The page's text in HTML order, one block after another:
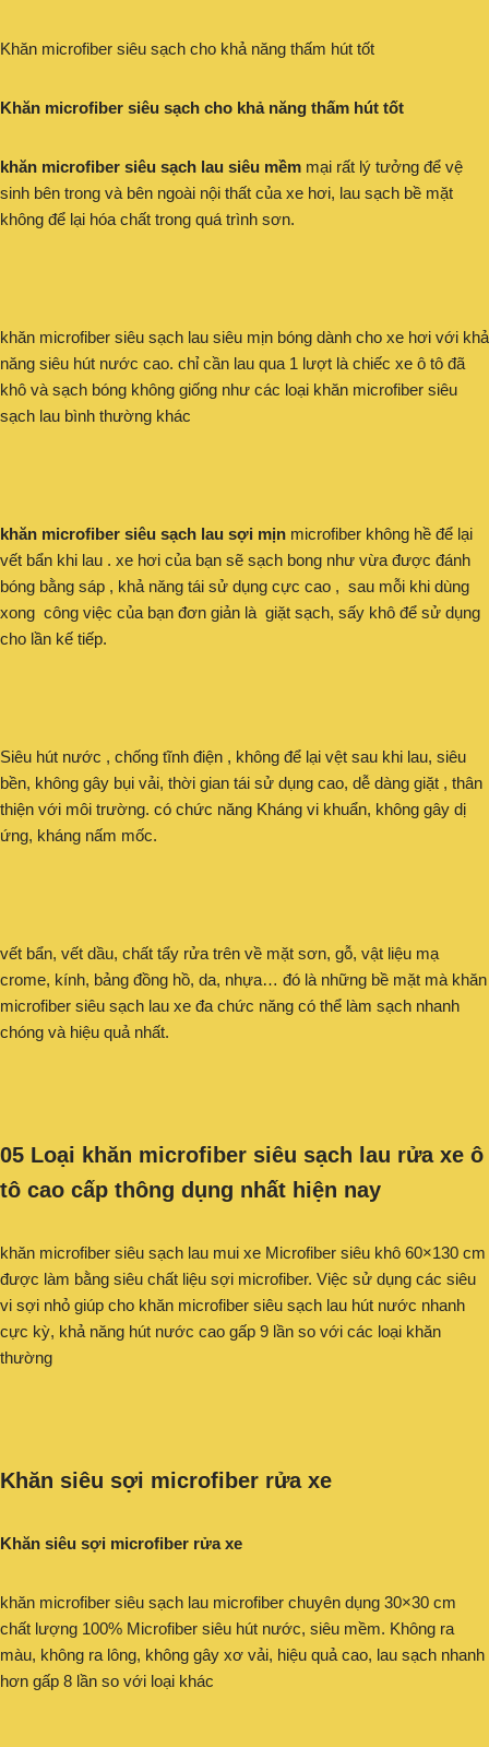
Khăn microfiber siêu sạch cho khả năng thấm hút tốt
Khăn microfiber siêu sạch cho khả năng thấm hút tốt
khăn microfiber siêu sạch lau siêu mềm mại rất lý tưởng để vệ
sinh bên trong và bên ngoài nội thất của xe hơi, lau sạch bề mặt
không để lại hóa chất trong quá trình sơn.
khăn microfiber siêu sạch lau siêu mịn bóng dành cho xe hơi với khả
năng siêu hút nước cao. chỉ cần lau qua 1 lượt là chiếc xe ô tô đã
khô và sạch bóng không giống như các loại khăn microfiber siêu
sạch lau bình thường khác
khăn microfiber siêu sạch lau sợi mịn microfiber không hề để lại
vết bẩn khi lau . xe hơi của bạn sẽ sạch bong như vừa được đánh
bóng bằng sáp , khả năng tái sử dụng cực cao , sau mỗi khi dùng
xong công việc của bạn đơn giản là giặt sạch, sấy khô để sử dụng
cho lần kế tiếp.
Siêu hút nước , chống tĩnh điện , không để lại vệt sau khi lau, siêu
bền, không gây bụi vải, thời gian tái sử dụng cao, dễ dàng giặt , thân
thiện với môi trường. có chức năng Kháng vi khuẩn, không gây dị
ứng, kháng nấm mốc.
vết bẩn, vết dầu, chất tẩy rửa trên về mặt sơn, gỗ, vật liệu mạ
crome, kính, bảng đồng hồ, da, nhựa… đó là những bề mặt mà khăn
microfiber siêu sạch lau xe đa chức năng có thể làm sạch nhanh
chóng và hiệu quả nhất.
05 Loại khăn microfiber siêu sạch lau rửa xe ô
tô cao cấp thông dụng nhất hiện nay
khăn microfiber siêu sạch lau mui xe Microfiber siêu khô 60×130 cm
được làm bằng siêu chất liệu sợi microfiber. Việc sử dụng các siêu
vi sợi nhỏ giúp cho khăn microfiber siêu sạch lau hút nước nhanh
cực kỳ, khả năng hút nước cao gấp 9 lần so với các loại khăn
thường
Khăn siêu sợi microfiber rửa xe
Khăn siêu sợi microfiber rửa xe
khăn microfiber siêu sạch lau microfiber chuyên dụng 30×30 cm
chất lượng 100% Microfiber siêu hút nước, siêu mềm. Không ra
màu, không ra lông, không gây xơ vải, hiệu quả cao, lau sạch nhanh
hơn gấp 8 lần so với loại khác